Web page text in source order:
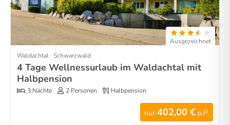
Ausgezeichnet
Waldachtal · Schwarzwald
4 Tage Wellnessurlaub im Waldachtal mit
Halbpension
3 Nächte 2 Personen Halbpension
nur 402,00 € p.P.